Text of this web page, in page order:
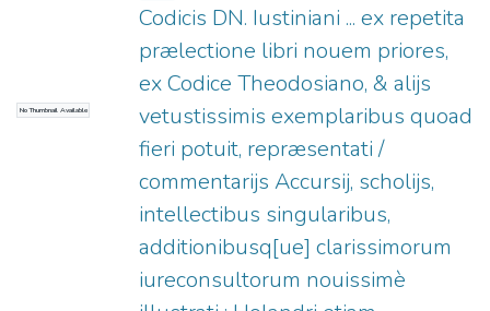
No Thumbnail Available
Codicis DN. Iustiniani ... ex repetita
prælectione libri nouem priores,
ex Codice Theodosiano, & alijs
vetustissimis exemplaribus quoad
fieri potuit, repræsentati /
commentarijs Accursij, scholijs,
intellectibus singularibus,
additionibusq[ue] clarissimorum
iureconsultorum nouissimè